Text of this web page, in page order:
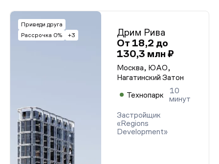
Приведи друга
Рассрочка 0%
+3
Дрим Рива
От 18,2 до
130,3 млн ₽
Москва, ЮАО,
Нагатинский Затон
Технопарк
10
минут
Застройщик
«Regions
Development»